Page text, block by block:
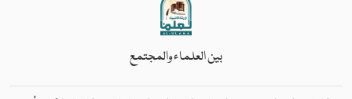
بين العلماء والمجتمع